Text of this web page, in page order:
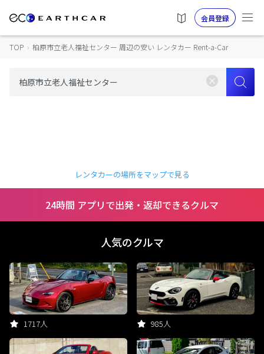
会員登録
TOP › 柏原市立老人福祉センター 周辺の安い レンタカー Rent-a-Car
レンタカーの場所をマップで見る
24時間 アプリで出発・返却できるクルマ
人気のクルマ
1717人 985人